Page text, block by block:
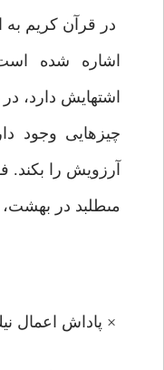
در قرآن كريم به
اشاره شده
اشتهايش دارد،
چيزهايى وجود
آرزويش را بكند.
مى‏طلبد در
× پاداش اعمال